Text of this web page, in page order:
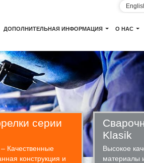
ДОПОЛНИТЕЛЬНАЯ ИНФОРМАЦИЯ О НАС
серии
Качественные
конструкция и
Klasik
Высокое
материалы